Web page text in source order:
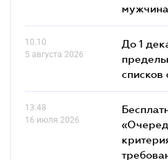
10.10
5 августа 2026
До 1
списков
13.48
16 июля 2026